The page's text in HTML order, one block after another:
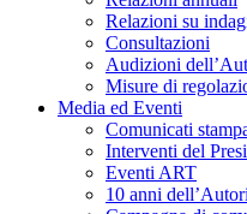
Relazioni su
Consultazioni
Audizioni
Misure di
Media ed Eventi
Comunicati
Interventi del
Eventi ART
10 anni